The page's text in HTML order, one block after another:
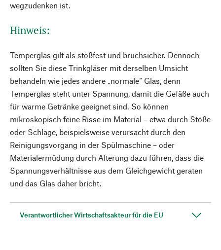
wegzudenken ist.
Hinweis:
Temperglas gilt als stoßfest und bruchsicher. Dennoch
sollten Sie diese Trinkgläser mit derselben Umsicht
behandeln wie jedes andere „normale“ Glas, denn
Temperglas steht unter Spannung, damit die Gefäße auch
für warme Getränke geeignet sind. So können
mikroskopisch feine Risse im Material – etwa durch Stöße
oder Schläge, beispielsweise verursacht durch den
Reinigungsvorgang in der Spülmaschine – oder
Materialermüdung durch Alterung dazu führen, dass die
Spannungsverhältnisse aus dem Gleichgewicht geraten
und das Glas daher bricht.
Verantwortlicher Wirtschaftsakteur für die EU